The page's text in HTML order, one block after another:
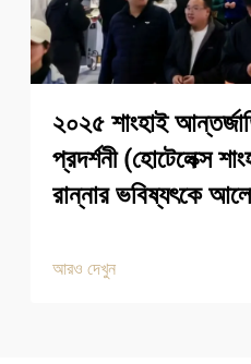
২০২৫ শাংহাই
প্রদর্শনী (হোটেলেক্স
রান্নার ভবিষ্যৎকে
আরও দেখুন